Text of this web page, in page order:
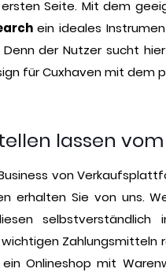
Seite. Mit dem
ein ideales
der Nutzer sucht
für Cuxhaven mit dem
lassen
von
erhalten Sie von uns.
selbstverständlich
Zahlungsmitteln
ein Onlineshop mit